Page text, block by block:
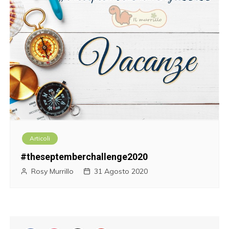
Articoli
#theseptemberchallenge2020
Rosy Murrillo 31 Agosto 2020